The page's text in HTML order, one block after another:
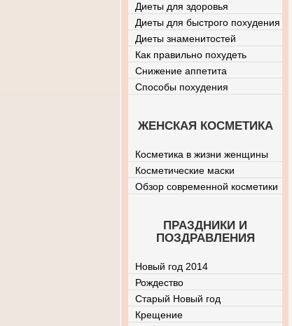
Диеты для здоровья
Диеты для быстрого похудения
Диеты знаменитостей
Как правильно похудеть
Снижение аппетита
Способы похудения
ЖЕНСКАЯ КОСМЕТИКА
Косметика в жизни женщины
Косметические маски
Обзор современной косметики
ПРАЗДНИКИ И
ПОЗДРАВЛЕНИЯ
Новый год 2014
Рождество
Старый Новый год
Крещение